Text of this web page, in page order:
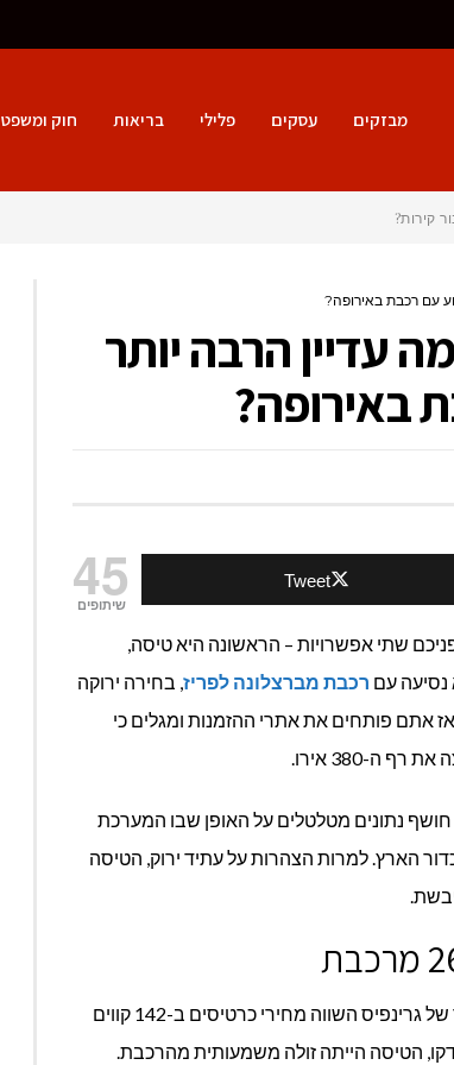
מבזקים עסקים פלילי בריאות חוק ומשפט
קירות?
של אירופה 2025: למה עדיין הרבה יותר
באירופה?
45
שיתופים
Tweet
שתי אפשרויות – הראשונה היא טיסה,
רכבת מברצלונה לפריז, בחירה ירוקה
אז אתם פותחים את אתרי ההזמנות ומגלים כי
רף ה-380 אירו.
דו"ח חדש של ארגון גרינפיס (Greenpeace) לשנת 2025 חושף נתונים מטלטלים על האופן שבו המערכת
הארץ. למרות הצהרות על עתיד ירוק, הטיסה
, המחקר של גרינפיס השווה מחירי כרטיסים ב-142 קווים
וב-54% מהקווים שנבדקו, הטיסה הייתה זולה משמעותית מהרכבת.